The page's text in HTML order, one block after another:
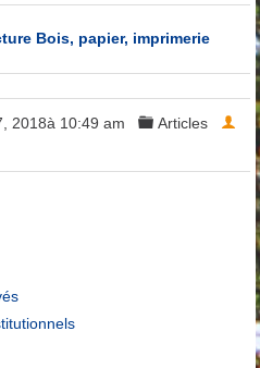
Bois, papier, imprimerie
2018à 10:49 am
Articles